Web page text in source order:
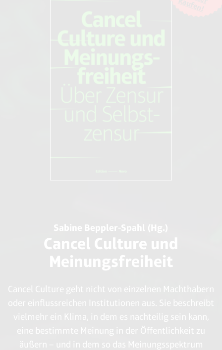
Sabine Beppler-Spahl (Hg.)
Cancel Culture und
Meinungsfreiheit
Cancel Culture geht nicht von einzelnen Machthabern
oder einflussreichen Institutionen aus. Sie beschreibt
vielmehr ein Klima, in dem es nachteilig sein kann,
eine bestimmte Meinung in der Öffentlichkeit zu
äußern – und in dem so das Meinungsspektrum